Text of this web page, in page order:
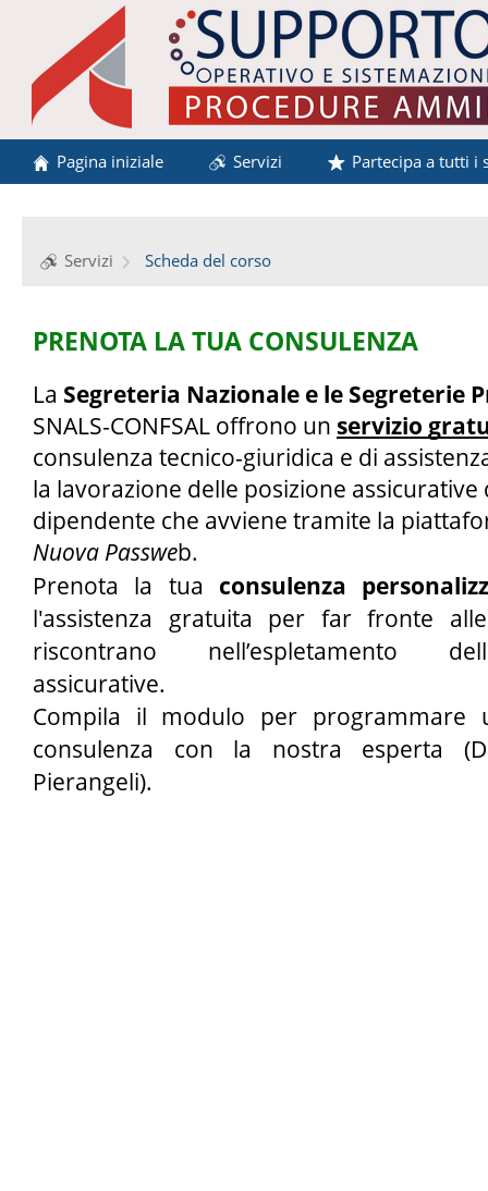
Pagina iniziale Servizi Partecipa a tutti i
Servizi Scheda del corso
PRENOTA LA TUA CONSULENZA
La Segreteria Nazionale e le Segreterie
SNALS-CONFSAL offrono un servizio
consulenza tecnico-giuridica e di
la lavorazione delle posizione
Nuova Passweb.
Prenota la tua consulenza
l'assistenza gratuita per far fronte
riscontrano nell’espletamento
assicurative.
Compila il modulo per programmare
consulenza con la nostra esperta
Pierangeli).